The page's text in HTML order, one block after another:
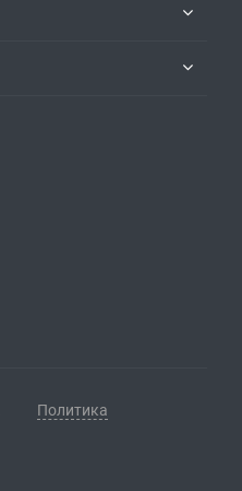
Политика